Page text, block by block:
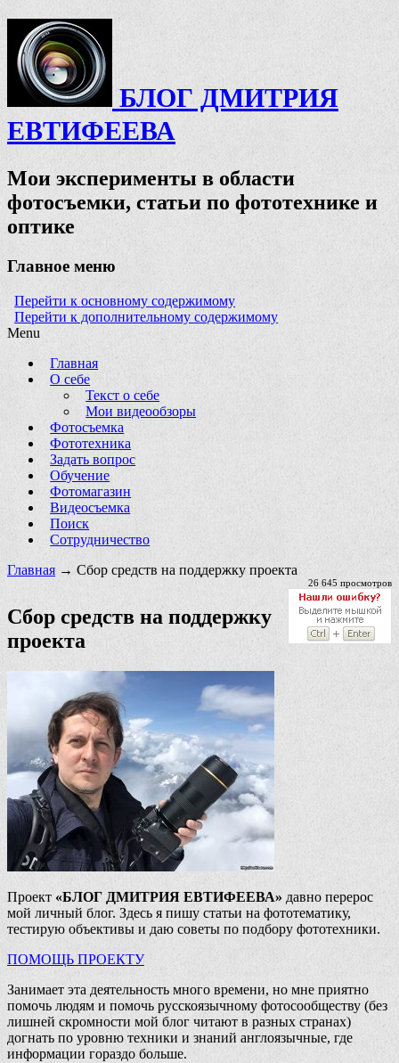
БЛОГ ДМИТРИЯ
ЕВТИФЕЕВА
Мои эксперименты в области
фотосъемки, статьи по фототехнике и
оптике
Главное меню
Перейти к основному содержимому
Перейти к дополнительному содержимому
Menu
Главная
О себе
Текст о себе
Мои видеообзоры
Фотосъемка
Фототехника
Задать вопрос
Обучение
Фотомагазин
Видеосъемка
Поиск
Сотрудничество
Главная → Сбор средств на поддержку проекта
26 645 просмотров
Сбор средств на поддержку
проекта
Проект «БЛОГ ДМИТРИЯ ЕВТИФЕЕВА» давно перерос
мой личный блог. Здесь я пишу статьи на фототематику,
тестирую объективы и даю советы по подбору фототехники.
ПОМОЩЬ ПРОЕКТУ
Занимает эта деятельность много времени, но мне приятно
помочь людям и помочь русскоязычному фотосообществу (без
лишней скромности мой блог читают в разных странах)
догнать по уровню техники и знаний англоязычные, где
информации гораздо больше.